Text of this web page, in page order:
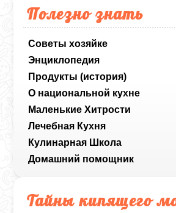
Полезно знать
Советы хозяйке
Энциклопедия
Продукты (история)
О национальной кухне
Маленькие Хитрости
Лечебная Кухня
Кулинарная Школа
Домашний помощник
Тайны кипящего